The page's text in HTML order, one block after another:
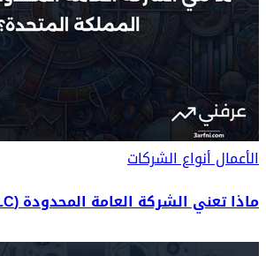
الأعمالأنواع الشركات
ماذا تعني الشركة العامة المحدودة (PLC) في المملكة المتحدة؟